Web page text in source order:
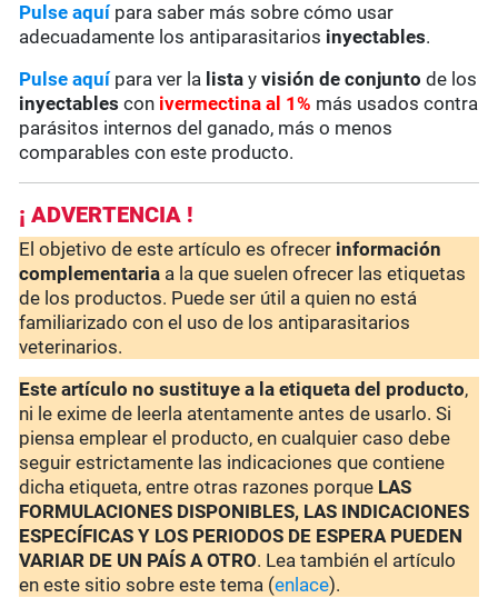
Pulse aquípara saber más sobre cómo usar
adecuadamente los antiparasitarios inyectables.
Pulse aquí para ver la lista yvisión de conjunto de los
inyectables con ivermectina al 1% más usados contra
parásitos internos del ganado, más o menos
comparables con este producto.
¡ ADVERTENCIA !
El objetivo de este artículo es ofrecer información
complementaria a la que suelen ofrecer las etiquetas
de los productos. Puede ser útil a quien no está
familiarizado con el uso de los antiparasitarios
veterinarios.
Este artículo no sustituye a la etiqueta del producto,
ni le exime de leerla atentamente antes de usarlo. Si
piensa emplear el producto, en cualquier caso debe
seguir estrictamente las indicaciones que contiene
dicha etiqueta, entre otras razones porque LAS
FORMULACIONES DISPONIBLES, LAS INDICACIONES
ESPECÍFICAS Y LOS PERIODOS DE ESPERA PUEDEN
VARIAR DE UN PAÍS A OTRO. Lea también el artículo
en este sitio sobre este tema (enlace).